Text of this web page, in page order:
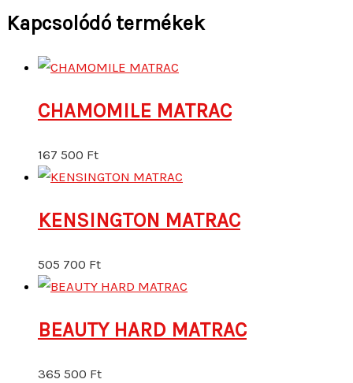
Kapcsolódó termékek
CHAMOMILE MATRAC
167 500 Ft
KENSINGTON MATRAC
505 700 Ft
BEAUTY HARD MATRAC
365 500 Ft